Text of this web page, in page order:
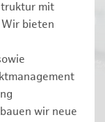
mit
bieten
wir neue